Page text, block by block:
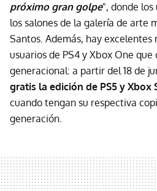
próximo gran golpe", donde
los salones de la galería de arte
Santos. Además, hay excelentes
usuarios de PS4 y Xbox One
generacional: a partir del 18 de
gratis la edición de PS5 y Xbox
cuando tengan su respectiva
generación.